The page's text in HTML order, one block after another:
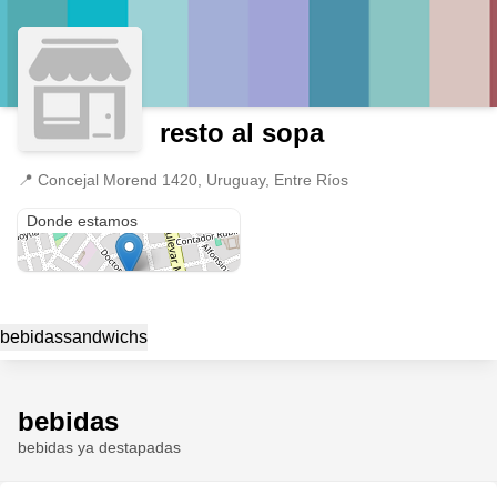
resto al sopa
📍 Concejal Morend 1420, Uruguay, Entre Ríos
Donde estamos
bebidassandwichs
bebidas
bebidas ya destapadas